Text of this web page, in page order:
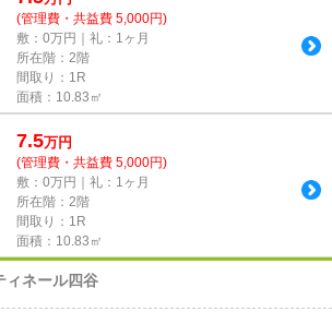
(管理費・共益費 5,000円)
敷：0万円｜礼：1ヶ月
所在階：2階
間取り：1R
面積：10.83㎡
7.5万円
(管理費・共益費 5,000円)
敷：0万円｜礼：1ヶ月
所在階：2階
間取り：1R
面積：10.83㎡
ィネール四谷